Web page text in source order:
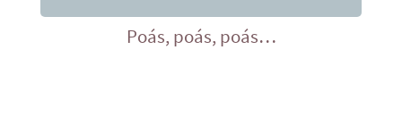
Poás, poás, poás…